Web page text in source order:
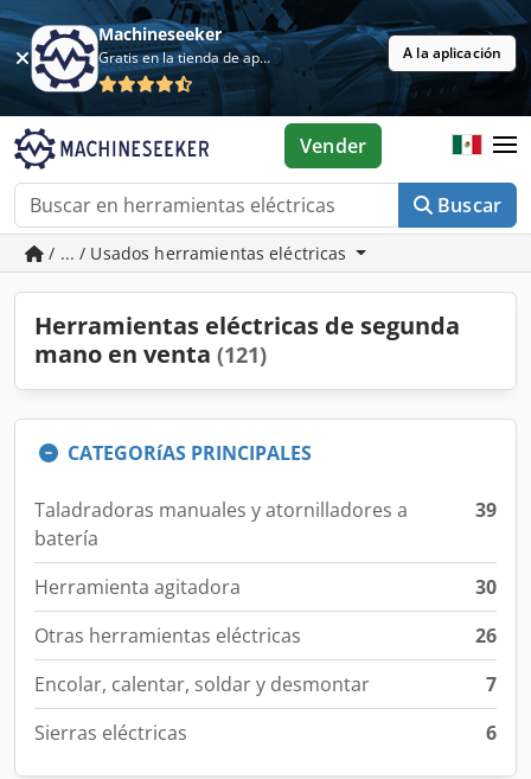
Machineseeker
Gratis en la tienda de aplicaciones A la aplicación
Buscar
Vender
/ ... / Usados herramientas eléctricas
Herramientas eléctricas de segunda
mano en venta (121)
CATEGORíAS PRINCIPALES
Taladradoras manuales y atornilladores a
batería
39
Herramienta agitadora
30
Otras herramientas eléctricas
26
Encolar, calentar, soldar y desmontar
7
Sierras eléctricas
6